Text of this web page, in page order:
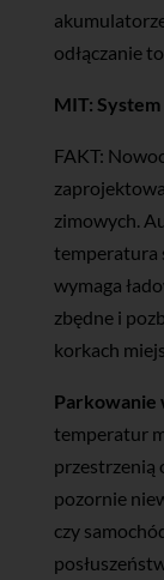
odłączanie
MIT:
FAKT:
zimowych.
temperatura
wymaga
zbędne i
korkach
Parkowanie
temperatur
przestrzenią
pozornie
czy